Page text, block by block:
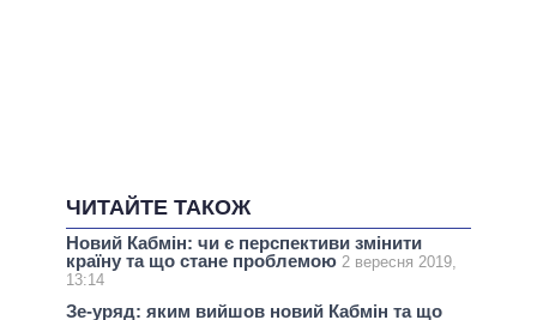
ЧИТАЙТЕ ТАКОЖ
Новий Кабмін: чи є перспективи змінити
країну та що стане проблемою 2 вересня 2019,
13:14
Зе-уряд: яким вийшов новий Кабмін та що